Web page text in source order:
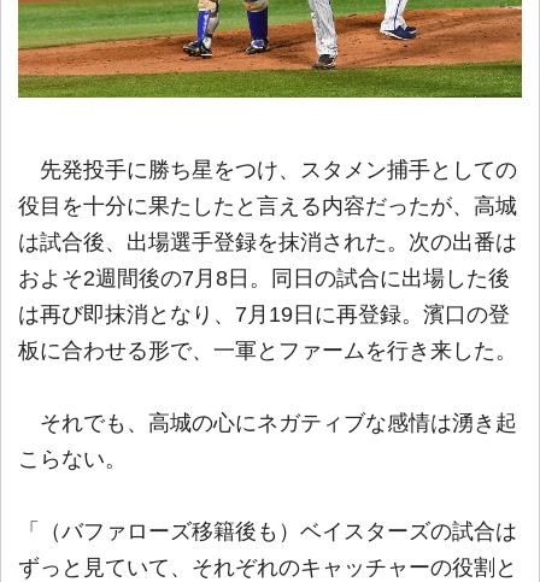
先発投手に勝ち星をつけ、スタメン捕手としての
役目を十分に果たしたと言える内容だったが、高城
は試合後、出場選手登録を抹消された。次の出番は
およそ2週間後の7月8日。同日の試合に出場した後
は再び即抹消となり、7月19日に再登録。濱口の登
板に合わせる形で、一軍とファームを行き来した。
それでも、高城の心にネガティブな感情は湧き起
こらない。
「（バファローズ移籍後も）ベイスターズの試合は
ずっと見ていて、それぞれのキャッチャーの役割と